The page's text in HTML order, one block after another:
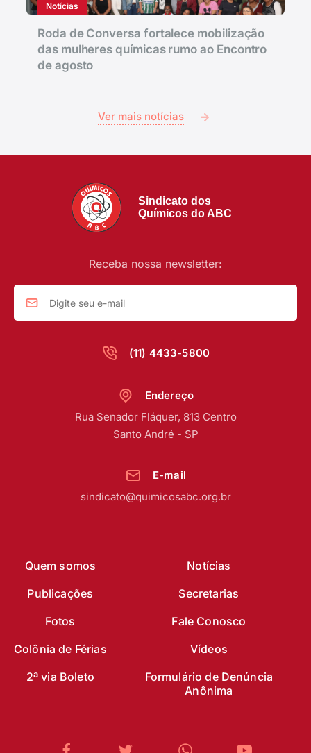
Notícias
Roda de Conversa fortalece mobilização
das mulheres químicas rumo ao Encontro
de agosto
Ver mais notícias
Sindicato dos
Químicos do ABC
(11) 4433-5800
Receba nossa newsletter:
Quem somos
Notícias
Publicações
Secretarias
Fotos
Fale Conosco
Colônia de Férias
Vídeos
2ª via Boleto
Formulário de Denúncia
Anônima
Endereço
Rua Senador Fláquer, 813 Centro
Santo André - SP
E-mail
sindicato@quimicosabc.org.br